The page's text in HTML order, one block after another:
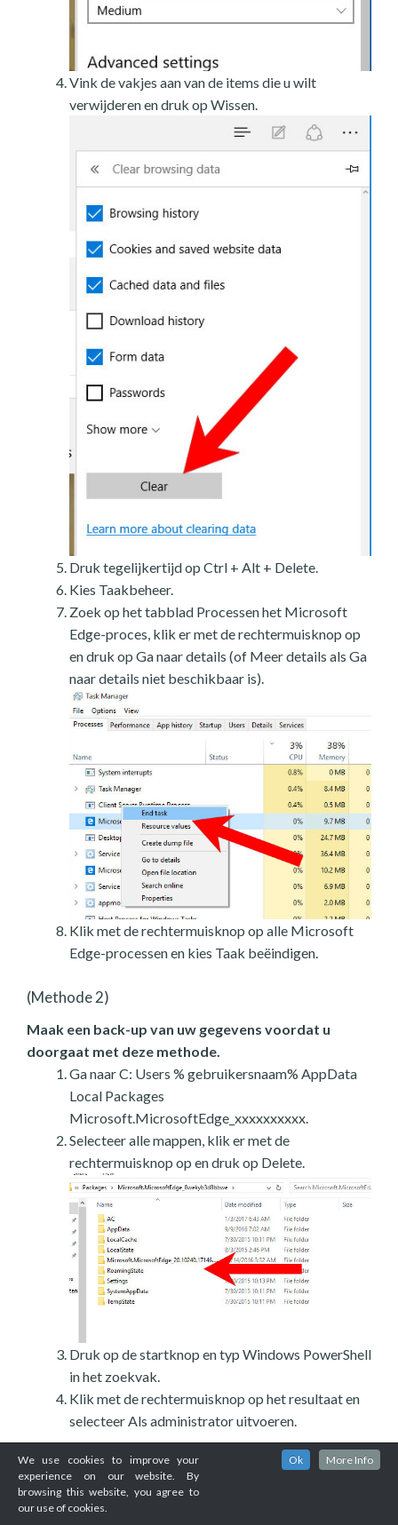
Vink de vakjes aan van de items die u wilt
verwijderen en druk op Wissen.
Druk tegelijkertijd op Ctrl + Alt + Delete.
Kies Taakbeheer.
Zoek op het tabblad Processen het Microsoft
Edge-proces, klik er met de rechtermuisknop op
en druk op Ga naar details (of Meer details als Ga
naar details niet beschikbaar is).
Klik met de rechtermuisknop op alle Microsoft
Edge-processen en kies Taak beëindigen.
(Methode 2)
Maak een back-up van uw gegevens voordat u
doorgaat met deze methode.
Ga naar C: Users % gebruikersnaam% AppData
Local Packages
Microsoft.MicrosoftEdge_xxxxxxxxxx.
Selecteer alle mappen, klik er met de
rechtermuisknop op en druk op Delete.
Druk op de startknop en typ Windows PowerShell
in het zoekvak.
Klik met de rechtermuisknop op het resultaat en
selecteer Als administrator uitvoeren.
We use cookies to improve your
experience on our website. By
browsing this website, you agree to
our use of cookies.
Ok More Info